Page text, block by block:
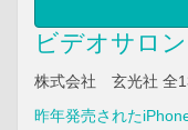
ビデオサロ
株式会社 玄光社 全
昨年発売された